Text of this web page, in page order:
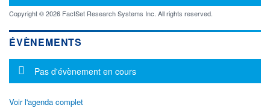
Copyright © 2026 FactSet Research Systems Inc. All rights reserved.
ÉVÈNEMENTS
Message d'information
Pas d'évènement en cours
Voir l'agenda complet